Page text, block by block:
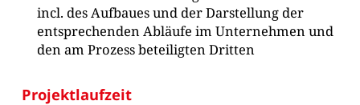
incl. des Aufbaues und der Darstellung der
entsprechenden Abläufe im Unternehmen und
den am Prozess beteiligten Dritten
Projektlaufzeit